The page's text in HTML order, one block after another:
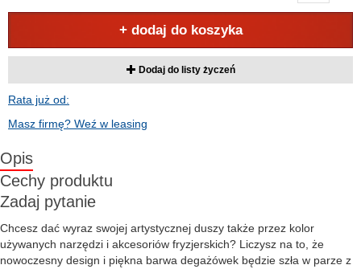
+ dodaj do koszyka
Dodaj do listy życzeń
Rata już od:
Masz firmę? Weź w leasing
Opis
Cechy produktu
Zadaj pytanie
Chcesz dać wyraz swojej artystycznej duszy także przez kolor
używanych narzędzi i akcesoriów fryzjerskich? Liczysz na to, że
nowoczesny design i piękna barwa degażówek będzie szła w parze z